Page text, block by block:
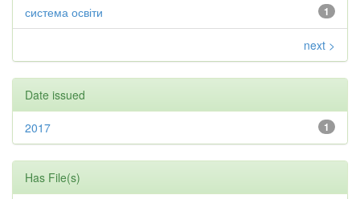
1
система освіти
next >
Date issued
1
2017
Has File(s)